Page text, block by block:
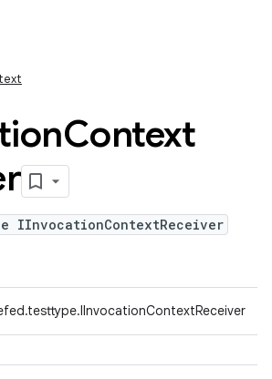
Context
IInvocationContextReceiver